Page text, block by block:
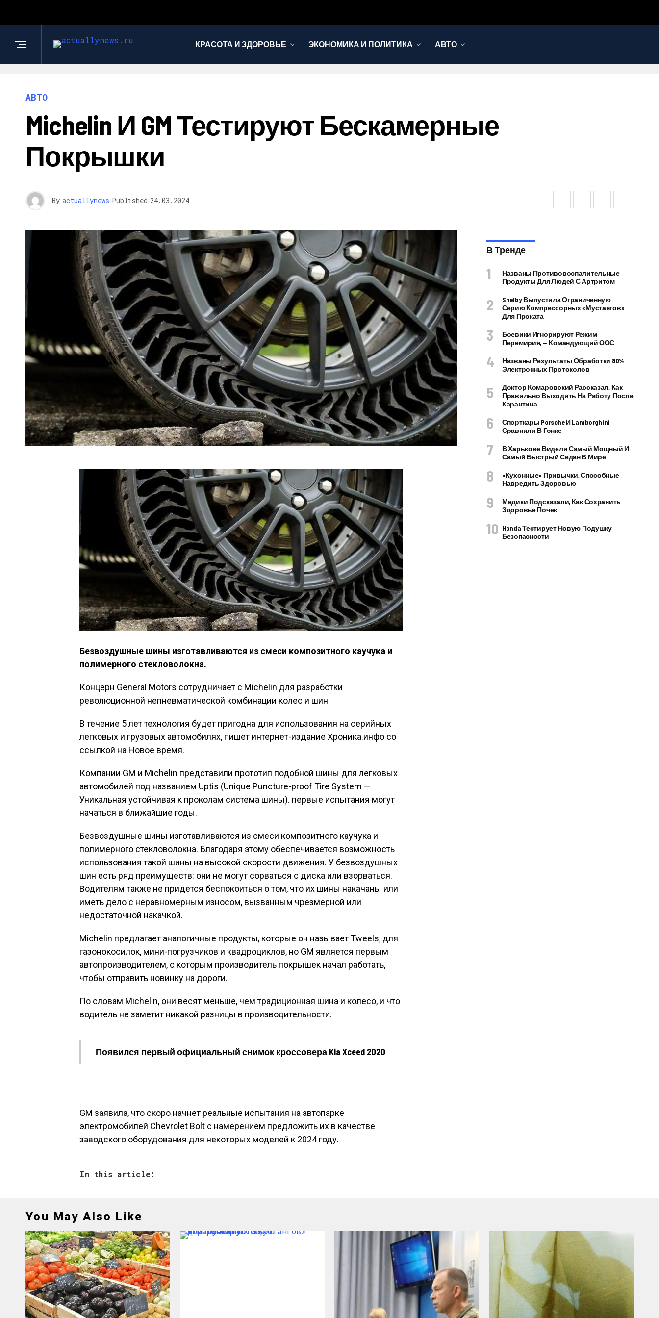
КРАСОТА И ЗДОРОВЬЕ ЭКОНОМИКА И ПОЛИТИКА АВТО
АВТО
Michelin И GM Тестируют Бескамерные
Покрышки
By actuallynews Published 24.03.2024
Безвоздушные шины изготавливаются из смеси композитного каучука и
полимерного стекловолокна.
Концерн General Motors сотрудничает с Michelin для разработки
революционной непневматической комбинации колес и шин.
В течение 5 лет технология будет пригодна для использования на серийных
легковых и грузовых автомобилях, пишет интернет-издание Хроника.инфо со
ссылкой на Новое время.
Компании GM и Michelin представили прототип подобной шины для легковых
автомобилей под названием Uptis (Unique Puncture-proof Tire System —
Уникальная устойчивая к проколам система шины). первые испытания могут
начаться в ближайшие годы.
Безвоздушные шины изготавливаются из смеси композитного каучука и
полимерного стекловолокна. Благодаря этому обеспечивается возможность
использования такой шины на высокой скорости движения. У безвоздушных
шин есть ряд преимуществ: они не могут сорваться с диска или взорваться.
Водителям также не придется беспокоиться о том, что их шины накачаны или
иметь дело с неравномерным износом, вызванным чрезмерной или
недостаточной накачкой.
Michelin предлагает аналогичные продукты, которые он называет Tweels, для
газонокосилок, мини-погрузчиков и квадроциклов, но GM является первым
автопроизводителем, с которым производитель покрышек начал работать,
чтобы отправить новинку на дороги.
По словам Michelin, они весят меньше, чем традиционная шина и колесо, и что
водитель не заметит никакой разницы в производительности.
Появился первый официальный снимок кроссовера Kia Xceed 2020
GM заявила, что скоро начнет реальные испытания на автопарке
электромобилей Chevrolet Bolt с намерением предложить их в качестве
заводского оборудования для некоторых моделей к 2024 году.
In this article:
В Тренде
Названы Противовоспалительные
Продукты Для Людей С Артритом
Shelby Выпустила Ограниченную
Серию Компрессорных «Мустангов»
Для Проката
Боевики Игнорируют Режим
Перемирия, — Командующий ООС
Названы Результаты Обработки 80%
Электронных Протоколов
Доктор Комаровский Рассказал, Как
Правильно Выходить На Работу После
Карантина
Спорткары Porsche И Lamborghini
Сравнили В Гонке
В Харькове Видели Самый Мощный И
Самый Быстрый Седан В Мире
«Кухонные» Привычки, Способные
Навредить Здоровью
Медики Подсказали, Как Сохранить
Здоровье Почек
Honda Тестирует Новую Подушку
Безопасности
You May Also Like